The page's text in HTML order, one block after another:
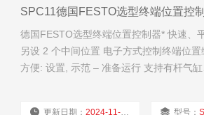
SPC11德国FESTO选型终端位置控
德国FESTO选型终端位置控制器* 快速、
另设 2 个中间位置 电子方式控制终端位置
方便: 设置, 示范 – 准备运行 支持有杆气
更新日期：2024-11-21 型号：